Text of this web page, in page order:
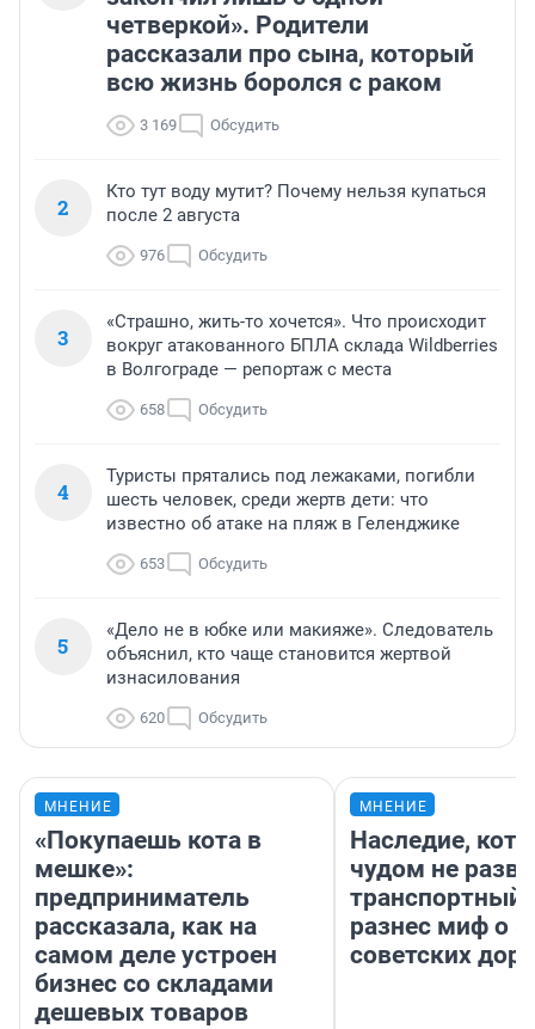
четверкой». Родители
рассказали про сына, который
всю жизнь боролся с раком
3 169 Обсудить
2
Кто тут воду мутит? Почему нельзя купаться
после 2 августа
976 Обсудить
3
«Страшно, жить-то хочется». Что происходит
вокруг атакованного БПЛА склада Wildberries
в Волгограде — репортаж с места
658 Обсудить
4
Туристы прятались под лежаками, погибли
шесть человек, среди жертв дети: что
известно об атаке на пляж в Геленджике
653 Обсудить
5
«Дело не в юбке или макияже». Следователь
объяснил, кто чаще становится жертвой
изнасилования
620 Обсудить
МНЕНИЕ
«Покупаешь кота в
мешке»:
предприниматель
рассказала, как на
самом деле устроен
бизнес со складами
дешевых товаров
МНЕНИЕ
Наследие,
чудом не
транспортный
разнес миф о
советских